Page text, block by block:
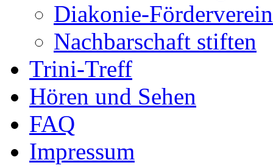
Diakonie-
Nachbarschaft stiften
Trini-Treff
Hören und Sehen
FAQ
Impressum